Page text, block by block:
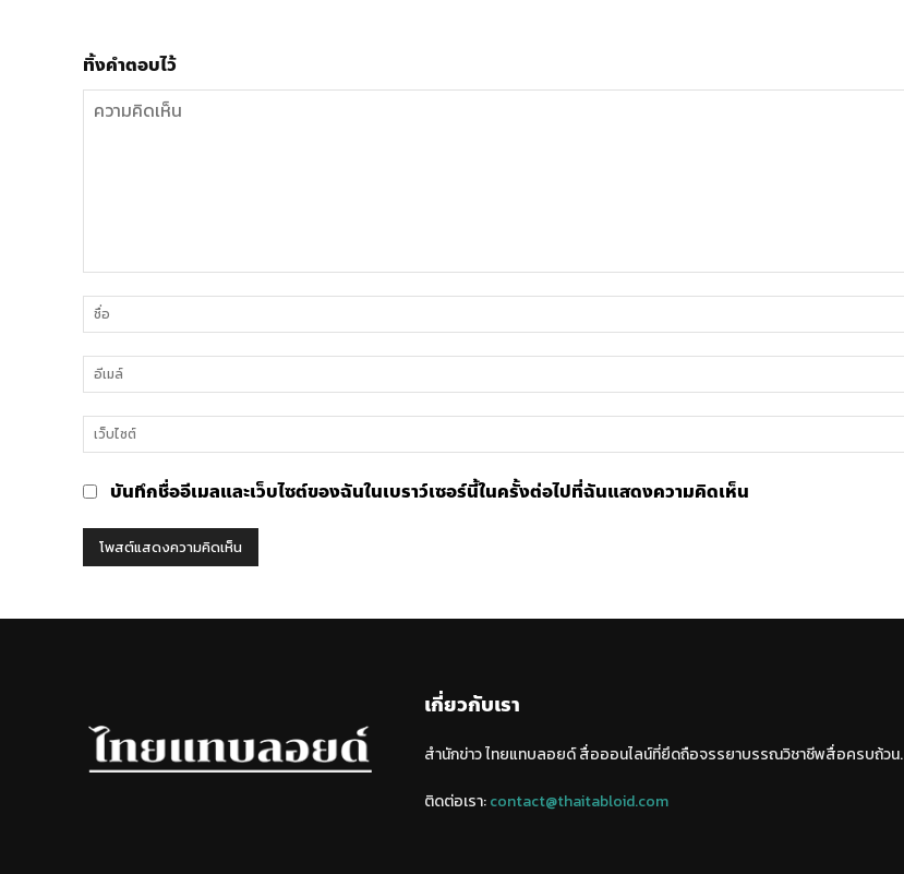
ทิ้งคำตอบไว้
คิด
เห็น
บันทึกชื่ออีเมลและเว็บไซต์ของฉันในเบราว์เซอร์นี้ในครั้งต่อไปที่ฉันแสดงความคิดเห็น
เกี่ยวกับเรา
สำนักข่าว ไทยแทบลอยด์ สื่อออนไลน์ที่ยึดถือจรรยาบรรณวิชาชีพสื่อครบถ้วน.
ติดต่อเรา:contact@thaitabloid.com